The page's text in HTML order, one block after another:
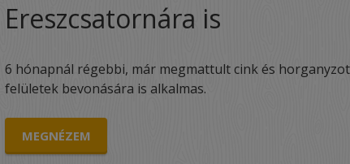
Ereszcsatornára is
6 hónapnál régebbi, már megmattult cink és
felületek bevonására is alkalmas.
MEGNÉZEM